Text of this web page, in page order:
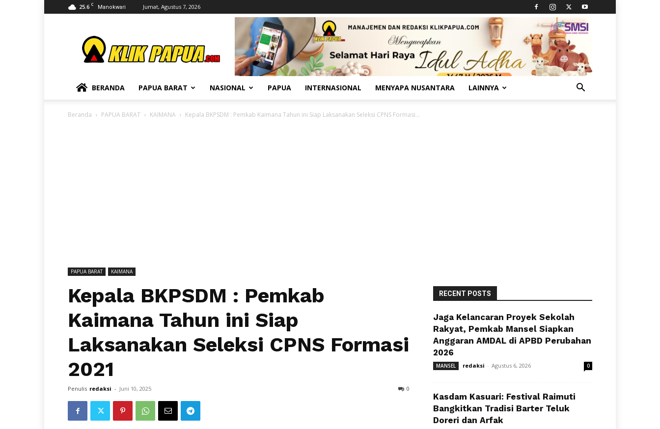
25.6 C Manokwari Jumat, Agustus 7, 2026
BERANDA PAPUA BARAT NASIONAL PAPUA INTERNASIONAL MENYAPA NUSANTARA LAINNYA
Beranda PAPUA BARAT KAIMANA Kepala BKPSDM : Pemkab Kaimana Tahun ini Siap Laksanakan Seleksi CPNS Formasi...
PAPUA BARAT KAIMANA
Kepala BKPSDM : Pemkab
Kaimana Tahun ini Siap
Laksanakan Seleksi CPNS Formasi
2021
Penulis redaksi - Juni 10, 2025 0
RECENT POSTS
Jaga Kelancaran Proyek Sekolah
Rakyat, Pemkab Mansel Siapkan
Anggaran AMDAL di APBD Perubahan
2026
MANSEL redaksi - Agustus 6, 2026 0
Kasdam Kasuari: Festival Raimuti
Bangkitkan Tradisi Barter Teluk
Doreri dan Arfak